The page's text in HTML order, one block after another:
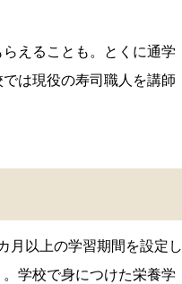
えることも。とくに通学
は現役の寿司職人を講師
月以上の学習期間を設定し
学校で身につけた栄養学